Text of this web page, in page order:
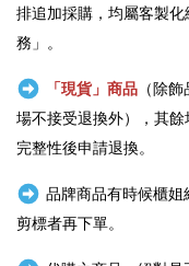
排追加採購，均屬客製
務」。
「現貨」商品（除飾
場不接受退換外），其
完整性後申請退換。
品牌商品有時候櫃
剪標者再下單。